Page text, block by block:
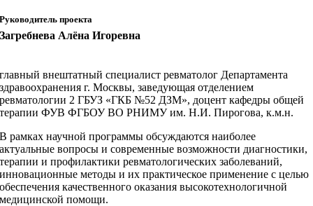
Руководитель проекта
Загребнева Алёна Игоревна
главный внештатный специалист ревматолог Департамента
здравоохранения г. Москвы, заведующая отделением
ревматологии 2 ГБУЗ «ГКБ №52 ДЗМ», доцент кафедры общей
терапии ФУВ ФГБОУ ВО РНИМУ им. Н.И. Пирогова, к.м.н.
В рамках научной программы обсуждаются наиболее
актуальные вопросы и современные возможности диагностики,
терапии и профилактики ревматологических заболеваний,
инновационные методы и их практическое применение с целью
обеспечения качественного оказания высокотехнологичной
медицинской помощи.